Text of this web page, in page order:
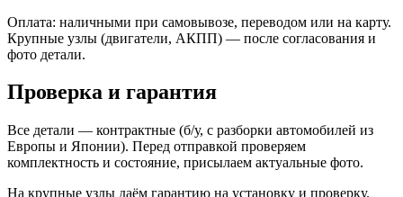
Оплата: наличными при самовывозе, переводом или на карту.
Крупные узлы (двигатели, АКПП) — после согласования и
фото детали.
Проверка и гарантия
Все детали — контрактные (б/у, с разборки автомобилей из
Европы и Японии). Перед отправкой проверяем
комплектность и состояние, присылаем актуальные фото.
На крупные узлы даём гарантию на установку и проверку.